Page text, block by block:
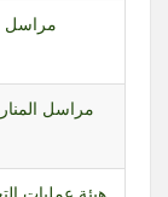
مراسل
هيئة عمليات